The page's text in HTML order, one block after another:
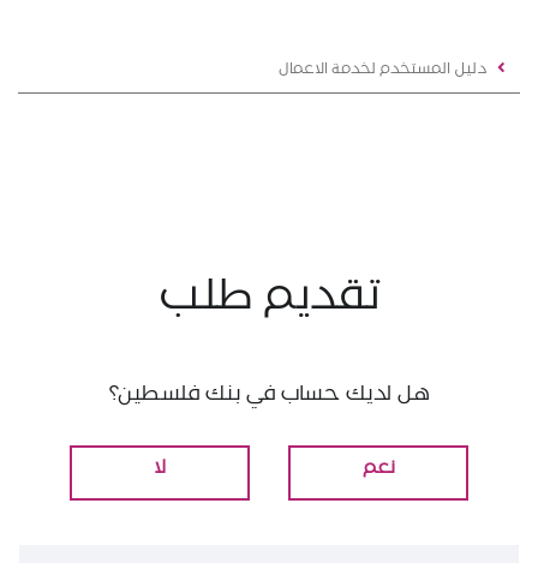
دليل المستخدم لخدمة الاعمال
تقديم طلب
هل لديك حساب في بنك فلسطين؟
نعم لا